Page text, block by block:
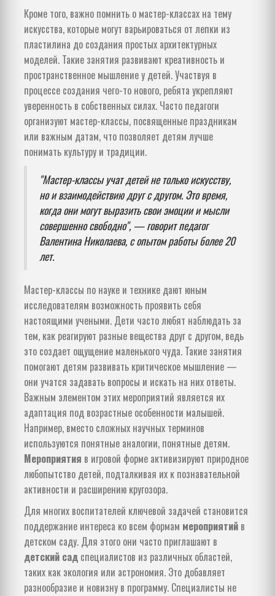
Кроме того, важно помнить о мастер-классах на тему
искусства, которые могут варьироваться от лепки из
пластилина до создания простых архитектурных
моделей. Такие занятия развивают креативность и
пространственное мышление у детей. Участвуя в
процессе создания чего-то нового, ребята укрепляют
уверенность в собственных силах. Часто педагоги
организуют мастер-классы, посвященные праздникам
или важным датам, что позволяет детям лучше
понимать культуру и традиции.
"Мастер-классы учат детей не только искусству,
но и взаимодействию друг с другом. Это время,
когда они могут выразить свои эмоции и мысли
совершенно свободно", — говорит педагог
Валентина Николаева, с опытом работы более 20
лет.
Мастер-классы по науке и технике дают юным
исследователям возможность проявить себя
настоящими учеными. Дети часто любят наблюдать за
тем, как реагируют разные вещества друг с другом, ведь
это создает ощущение маленького чуда. Такие занятия
помогают детям развивать критическое мышление —
они учатся задавать вопросы и искать на них ответы.
Важным элементом этих мероприятий является их
адаптация под возрастные особенности малышей.
Например, вместо сложных научных терминов
используются понятные аналогии, понятные детям.
Мероприятия в игровой форме активизируют природное
любопытство детей, подталкивая их к познавательной
активности и расширению кругозора.
Для многих воспитателей ключевой задачей становится
поддержание интереса ко всем формам мероприятий в
детском саду. Для этого они часто приглашают в
детский сад специалистов из различных областей,
таких как экология или астрономия. Это добавляет
разнообразие и новизну в программу. Специалисты не